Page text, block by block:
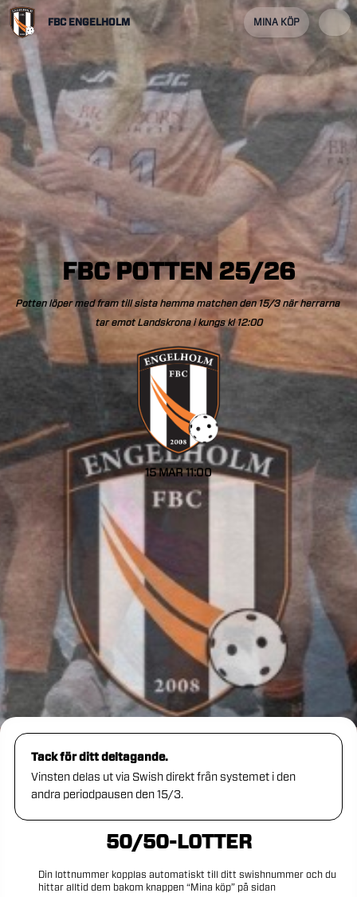
FBC ENGELHOLM MINA KÖP
FBC POTTEN 25/26
Potten löper med fram till sista hemma matchen den 15/3 när herrarna
tar emot Landskrona i kungs kl 12:00
15 MAR 11:00
Tack för ditt deltagande.
Vinsten delas ut via Swish direkt från systemet i den
andra periodpausen den 15/3.
50/50-LOTTER
Din lottnummer kopplas automatiskt till ditt swishnummer och du
hittar alltid dem bakom knappen “Mina köp” på sidan